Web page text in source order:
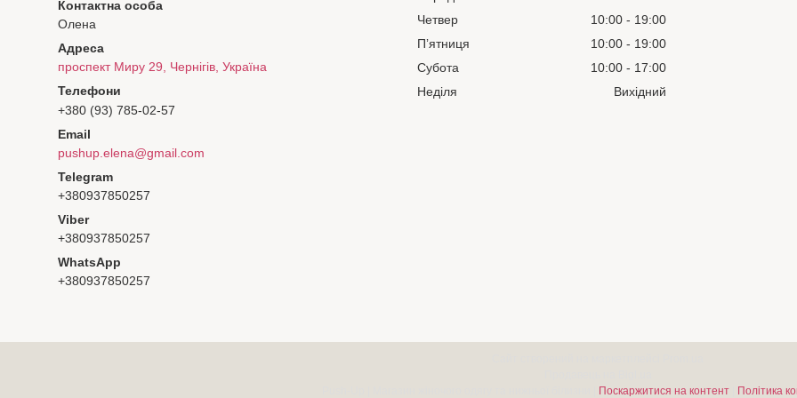
Олена
проспект Миру 29, Чернігів, Україна
+380 (93) 785-02-57
pushup.elena@gmail.com
+380937850257
+380937850257
+380937850257
Четвер
10:00
19:00
Пʼятниця
10:00
19:00
Субота
10:00
17:00
Неділя
Вихідний
Поскаржитися на контент Політика